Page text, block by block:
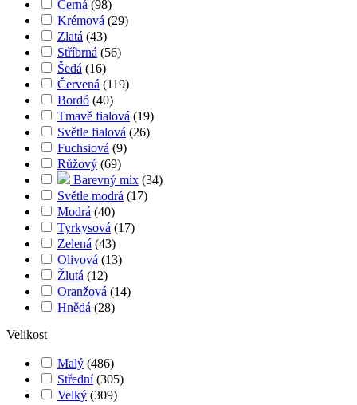
Černá (98)
Krémová (29)
Zlatá (43)
Stříbrná (56)
Šedá (16)
Červená (119)
Bordó (40)
Tmavě fialová (19)
Světle fialová (26)
Fuchsiová (9)
Růžový (69)
Barevný mix (34)
Světle modrá (17)
Modrá (40)
Tyrkysová (17)
Zelená (43)
Olivová (13)
Žlutá (12)
Oranžová (14)
Hnědá (28)
Velikost
Malý (486)
Střední (305)
Velký (309)